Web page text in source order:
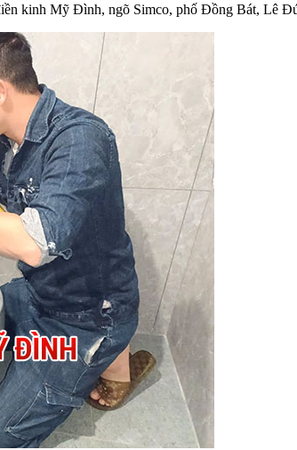
kinh Mỹ Đình, ngõ Simco, phố Đồng Bát, Lê